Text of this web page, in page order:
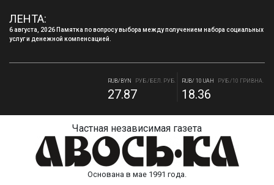
ЛЕНТА:
6 августа, 2026 Памятка по вопросу выбора между получением набора социальных
услуг и денежной компенсацией.
82.17
RUB/BYN РУБ./БЕЛ. РУБ.
27.87
RUB/ 10 UAH РУБ./10 ГРИВНА.
18.36
Частная независимая газета
Основана в мае 1991 года.